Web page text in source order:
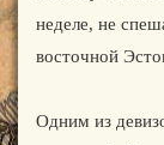
неделе, не
восточной
Одним из